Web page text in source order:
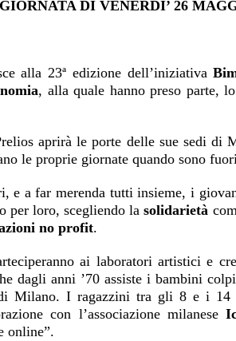
DI VENERDI’ 26
alla 23ª edizione dell’iniziativa
, alla quale hanno preso parte,
aprirà le porte delle sue sedi di
le proprie giornate quando sono
a far merenda tutti insieme, i
per loro, scegliendo lasolidarietà
no profit.
ai laboratori artistici e
dagli anni ’70 assiste i bambini
Milano. I ragazzini tra gli 8 e i 14
con l’associazione milanese
online”.